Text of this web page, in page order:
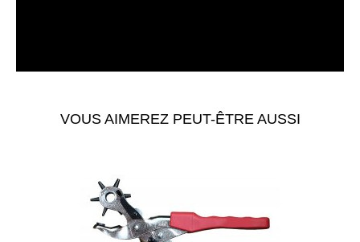
VOUS AIMEREZ PEUT-ÊTRE AUSSI